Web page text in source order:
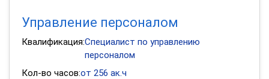
Управление персоналом
Квалификация:Специалист по управлению
персоналом
Кол-во часов:от 256 ак.ч